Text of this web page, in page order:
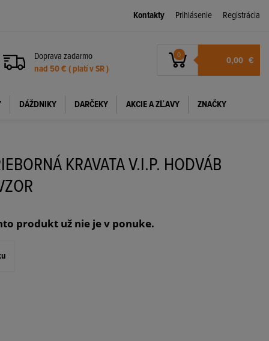
Kontakty Prihlásenie Registrácia
Doprava zadarmo
nad 50 € ( platí v SR )
0 0,00 €
DÁŽDNIKY DARČEKY AKCIE A ZĽAVY ZNAČKY
KRAVATA V.I.P. HODVÁB
produkt už nie je v ponuke.